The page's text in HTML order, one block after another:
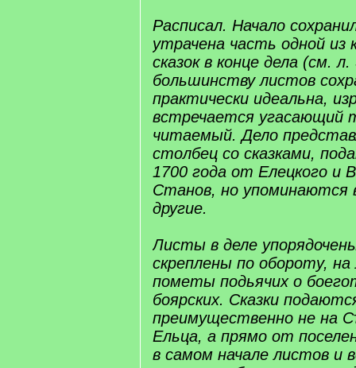
Расписал. Начало
утрачена часть одной из
сказок в конце дела (см.
большинству листов
практически идеальна,
встречается угасающий
читаемый. Дело
столбец со сказками,
1700 года от Елецкого и
Станов, но упоминаются
другие.
Листы в деле
скреплены по обороту,
пометы подьячих о
боярских. Сказки
преимущественно не на
Ельца, а прямо от
в самом начале листов и